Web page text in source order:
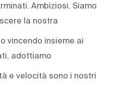
Ambiziosi. Siamo
la nostra
vincendo insieme ai
adottiamo
e velocità sono i nostri